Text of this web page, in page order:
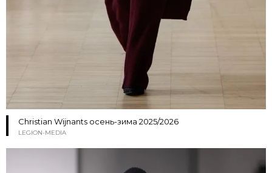
Christian Wijnants осень-зима 2025/2026
LEGION-MEDIA